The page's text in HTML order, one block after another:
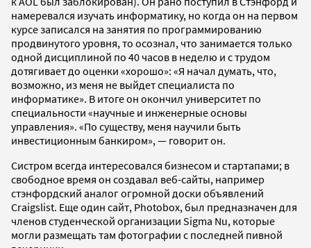
намеревался изучать информатику, но когда он на первом
курсе записался на занятия по программированию
продвинутого уровня, то осознал, что занимается только
одной дисциплиной по 40 часов в неделю и с трудом
дотягивает до оценки «хорошо»: «Я начал думать, что,
возможно, из меня не выйдет специалиста по
информатике». В итоге он окончил университет по
специальности «научные и инженерные основы
управления». «По существу, меня научили быть
инвестиционным банкиром», — говорит он.
Систром всегда интересовался бизнесом и стартапами; в
свободное время он создавал веб-сайты, например
стэнфордский аналог огромной доски объявлений
Craigslist. Еще один сайт, Photobox, был предназначен для
членов студенческой организации Sigma Nu, которые
могли размещать там фотографии с последней пивной